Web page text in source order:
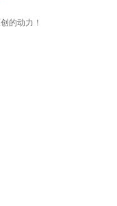
的动力！